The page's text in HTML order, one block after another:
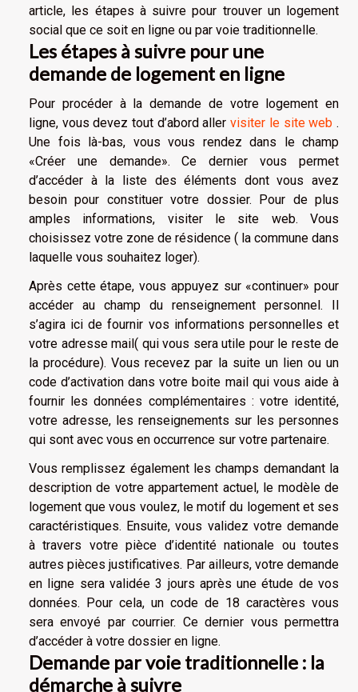
article, les étapes à suivre pour trouver un logement
social que ce soit en ligne ou par voie traditionnelle.
Les étapes à suivre pour une
demande de logement en ligne
Pour procéder à la demande de votre logement en
ligne, vous devez tout d’abord allervisiter le site web .
Une fois là-bas, vous vous rendez dans le champ
«Créer une demande». Ce dernier vous permet
d’accéder à la liste des éléments dont vous avez
besoin pour constituer votre dossier. Pour de plus
amples informations, visiter le site web. Vous
choisissez votre zone de résidence ( la commune dans
laquelle vous souhaitez loger).
Après cette étape, vous appuyez sur «continuer» pour
accéder au champ du renseignement personnel. Il
s’agira ici de fournir vos informations personnelles et
votre adresse mail( qui vous sera utile pour le reste de
la procédure). Vous recevez par la suite un lien ou un
code d’activation dans votre boite mail qui vous aide à
fournir les données complémentaires : votre identité,
votre adresse, les renseignements sur les personnes
qui sont avec vous en occurrence sur votre partenaire.
Vous remplissez également les champs demandant la
description de votre appartement actuel, le modèle de
logement que vous voulez, le motif du logement et ses
caractéristiques. Ensuite, vous validez votre demande
à travers votre pièce d’identité nationale ou toutes
autres pièces justificatives. Par ailleurs, votre demande
en ligne sera validée 3 jours après une étude de vos
données. Pour cela, un code de 18 caractères vous
sera envoyé par courrier. Ce dernier vous permettra
d’accéder à votre dossier en ligne.
Demande par voie traditionnelle : la
démarche à suivre